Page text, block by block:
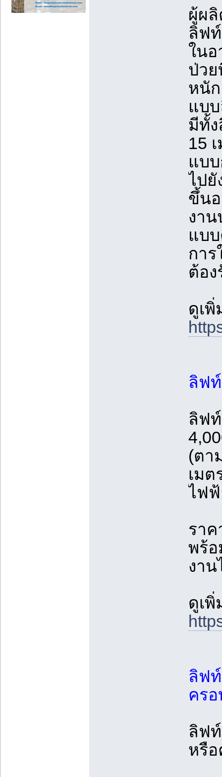
ผู้ผ
ลิฟ
ใน
ป่ว
หนั
แบ
มีทั้
15
แบ
ไปยั
ขึ้น
งา
แบ
กา
ต้อ
ดูเ
ลิฟ
ลิฟ
(ตา
เม
ไฟ
ราค
พร้
งา
ดูเ
ลิฟ
คร
ลิฟ
หรือ